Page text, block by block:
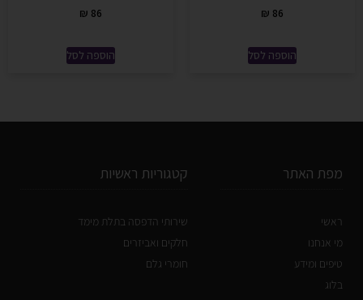
₪ 86
הוספה לסל
₪ 86
הוספה לסל
מפת האתר
ראשי
מי אנחנו
טיפים ומידע
בלוג
קטגוריות ראשיות
שירותי הדפסה בתלת מימד
חלקים ואביזרים
חומרי גלם